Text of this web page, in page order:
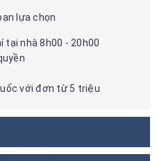
lựa chọn
tại nhà 8h00 - 20h00
với đơn từ 5 triệu